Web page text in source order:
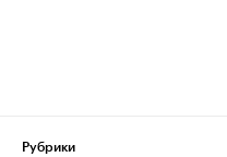
Рубрики